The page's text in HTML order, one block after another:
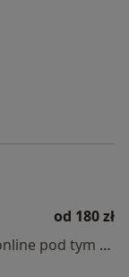
od 180 zł
Specjalista nie oferuje umawiania online pod tym adresem.